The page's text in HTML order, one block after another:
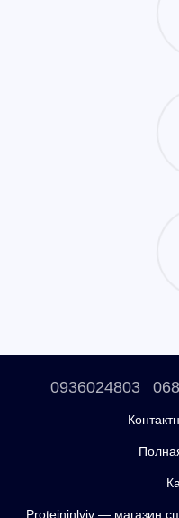
0936024803
Proteininlviv — магазин